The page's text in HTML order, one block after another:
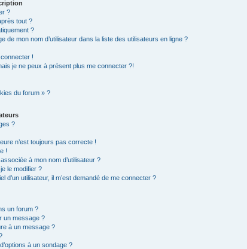
?
tout ?
?
de mon nom d’utilisateur dans la liste des utilisateurs en ligne ?
!
je ne peux à présent plus me connecter ?!
du forum » ?
?
n’est toujours pas correcte !
!
à mon nom d’utilisateur ?
le modifier ?
d’un utilisateur, il m’est demandé de me connecter ?
un forum ?
un message ?
à un message ?
à un sondage ?